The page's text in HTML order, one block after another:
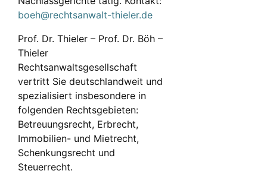
boeh@rechtsanwalt-thieler.de
Prof. Dr. Thieler – Prof. Dr. Böh –
Thieler
Rechtsanwaltsgesellschaft
vertritt Sie deutschlandweit und
spezialisiert insbesondere in
folgenden Rechtsgebieten:
Betreuungsrecht, Erbrecht,
Immobilien- und Mietrecht,
Schenkungsrecht und
Steuerrecht.